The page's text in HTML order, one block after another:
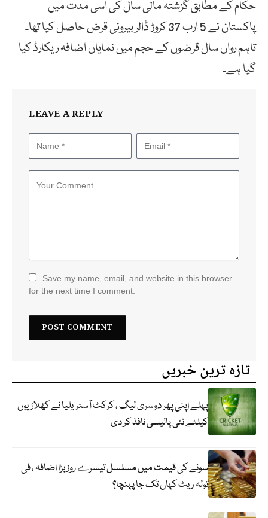
حکام کے مطابق گزشتہ مالی سال کی اسی مدت میں
پاکستان نے 5 ارب 37 کروڑ ڈالر بیرونی قرض حاصل کیا تھا۔
تاہم رواں سال قرضوں کے حجم میں نمایاں اضافہ ریکارڈ کیا
گیا ہے۔
LEAVE A REPLY
Save my name, email, and website in this browser
for the next time I comment.
تازہ ترین خبریں
پہلے اپنی پھر دوسری لیگ ، کرکٹ آسٹریلیا نے کھلاڑیوں
کیلئے نئی پالیسی نافذ کر دی
سونے کی قیمت میں مسلسل تیسرے روز بڑا اضافہ ، فی
تولہ ریٹ کہاں تک جا پہنچا؟